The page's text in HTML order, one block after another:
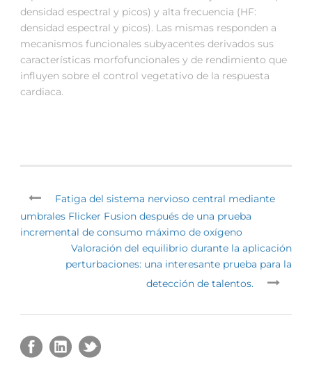
densidad espectral y picos) y alta frecuencia (HF:
densidad espectral y picos). Las mismas responden a
mecanismos funcionales subyacentes derivados sus
características morfofuncionales y de rendimiento que
influyen sobre el control vegetativo de la respuesta
cardiaca.
Fatiga del sistema nervioso central mediante
umbrales Flicker Fusion después de una prueba
incremental de consumo máximo de oxígeno
Valoración del equilibrio durante la aplicación
perturbaciones: una interesante prueba para la
detección de talentos.